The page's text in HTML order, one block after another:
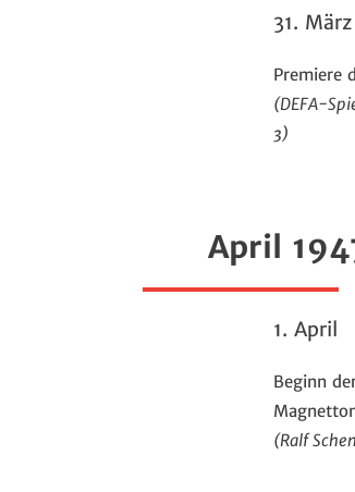
31. März
Premiere
(DEFA-
3)
April
1. April
Beginn
(Ralf